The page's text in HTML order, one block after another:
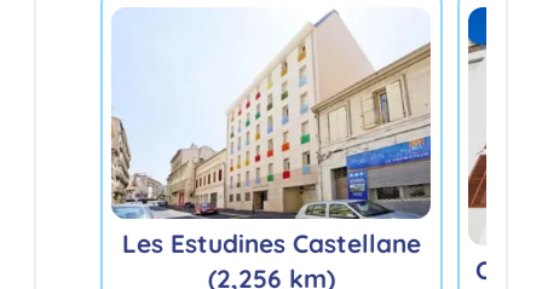
Les Estudines Castellane
(2,256 km)